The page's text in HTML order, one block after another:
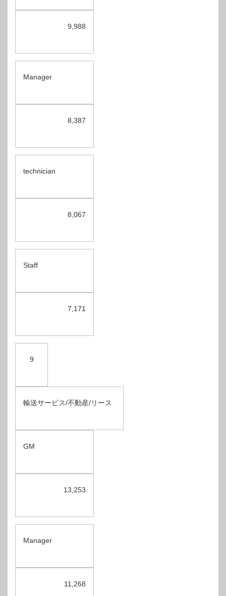
9,988
Manager
8,387
technician
8,067
Staff
7,171
9
輸送サービス/不動産/リース
GM
13,253
Manager
11,268